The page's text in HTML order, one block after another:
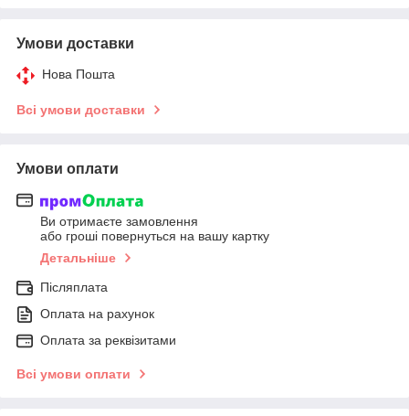
Умови доставки
Нова Пошта
Всі умови доставки
Умови оплати
Ви отримаєте замовлення
або гроші повернуться на вашу картку
Детальніше
Післяплата
Оплата на рахунок
Оплата за реквізитами
Всі умови оплати